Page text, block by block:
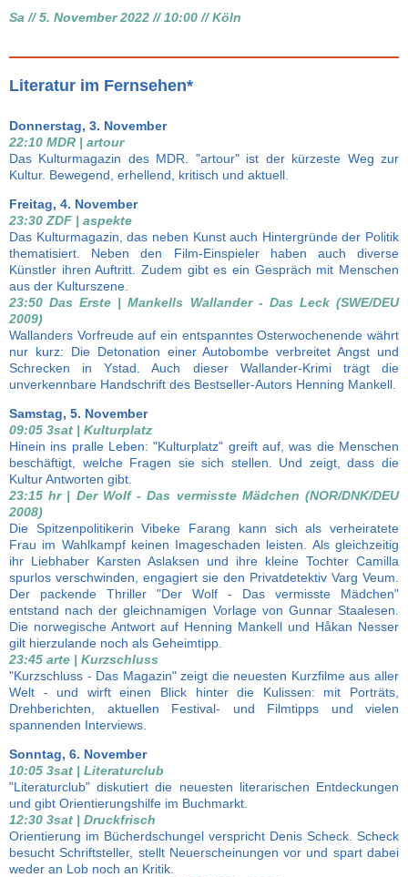
Sa // 5. November 2022 // 10:00 // Köln
Literatur im Fernsehen*
Donnerstag, 3. November
22:10 MDR | artour
Das Kulturmagazin des MDR. "artour" ist der kürzeste Weg zur
Kultur. Bewegend, erhellend, kritisch und aktuell.
Freitag, 4. November
23:30 ZDF | aspekte
Das Kulturmagazin, das neben Kunst auch Hintergründe der Politik
thematisiert. Neben den Film-Einspieler haben auch diverse
Künstler ihren Auftritt. Zudem gibt es ein Gespräch mit Menschen
aus der Kulturszene.
23:50 Das Erste | Mankells Wallander - Das Leck (SWE/DEU
2009)
Wallanders Vorfreude auf ein entspanntes Osterwochenende währt
nur kurz: Die Detonation einer Autobombe verbreitet Angst und
Schrecken in Ystad. Auch dieser Wallander-Krimi trägt die
unverkennbare Handschrift des Bestseller-Autors Henning Mankell.
Samstag, 5. November
09:05 3sat | Kulturplatz
Hinein ins pralle Leben: "Kulturplatz" greift auf, was die Menschen
beschäftigt, welche Fragen sie sich stellen. Und zeigt, dass die
Kultur Antworten gibt.
23:15 hr | Der Wolf - Das vermisste Mädchen (NOR/DNK/DEU
2008)
Die Spitzenpolitikerin Vibeke Farang kann sich als verheiratete
Frau im Wahlkampf keinen Imageschaden leisten. Als gleichzeitig
ihr Liebhaber Karsten Aslaksen und ihre kleine Tochter Camilla
spurlos verschwinden, engagiert sie den Privatdetektiv Varg Veum.
Der packende Thriller "Der Wolf - Das vermisste Mädchen"
entstand nach der gleichnamigen Vorlage von Gunnar Staalesen.
Die norwegische Antwort auf Henning Mankell und Håkan Nesser
gilt hierzulande noch als Geheimtipp.
23:45 arte | Kurzschluss
"Kurzschluss - Das Magazin" zeigt die neuesten Kurzfilme aus aller
Welt - und wirft einen Blick hinter die Kulissen: mit Porträts,
Drehberichten, aktuellen Festival- und Filmtipps und vielen
spannenden Interviews.
Sonntag, 6. November
10:05 3sat | Literaturclub
"Literaturclub" diskutiert die neuesten literarischen Entdeckungen
und gibt Orientierungshilfe im Buchmarkt.
12:30 3sat | Druckfrisch
Orientierung im Bücherdschungel verspricht Denis Scheck. Scheck
besucht Schriftsteller, stellt Neuerscheinungen vor und spart dabei
weder an Lob noch an Kritik.